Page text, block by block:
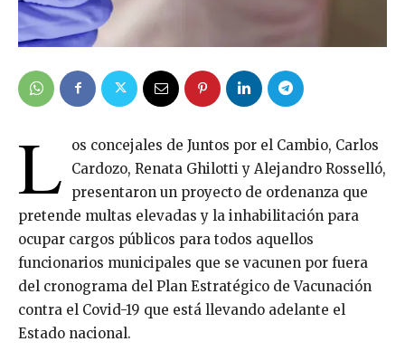
L
os concejales de Juntos por el Cambio, Carlos
Cardozo, Renata Ghilotti y Alejandro Rosselló,
presentaron un proyecto de ordenanza que
pretende multas elevadas y la inhabilitación para
ocupar cargos públicos para todos aquellos
funcionarios municipales que se vacunen por fuera
del cronograma del Plan Estratégico de Vacunación
contra el Covid-19 que está llevando adelante el
Estado nacional.